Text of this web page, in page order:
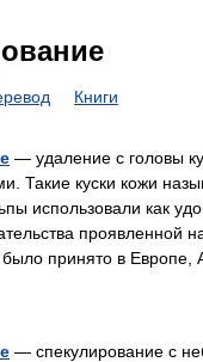
Книги
— удаление с головы
Такие куски кожи
использовали как
проявленной
принято в Европе,
— спекулирование с